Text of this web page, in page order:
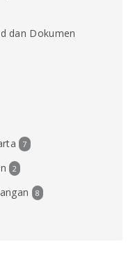
dan Dokumen
7
2
8